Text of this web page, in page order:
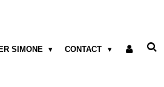
SIMONE CONTACT